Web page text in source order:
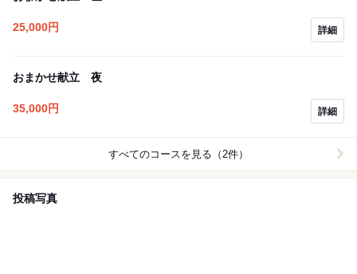
25,000円 詳細
おまかせ献立 夜
35,000円 詳細
すべてのコースを見る（2件）
投稿写真